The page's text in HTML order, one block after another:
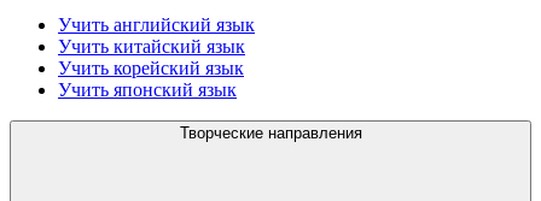
Учить английский язык
Учить китайский язык
Учить корейский язык
Учить японский язык
Творческие направления